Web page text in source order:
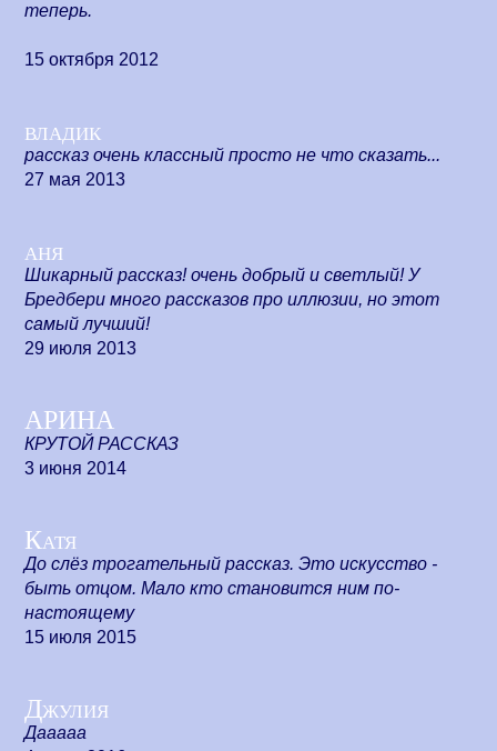
теперь.
15 октября 2012
владик
рассказ очень классный просто не что сказать...
27 мая 2013
аня
Шикарный рассказ! очень добрый и светлый! У
Бредбери много рассказов про иллюзии, но этот
самый лучший!
29 июля 2013
АРИНА
КРУТОЙ РАССКАЗ
3 июня 2014
Катя
До слёз трогательный рассказ. Это искусство -
быть отцом. Мало кто становится ним по-
настоящему
15 июля 2015
Джулия
Дааааа